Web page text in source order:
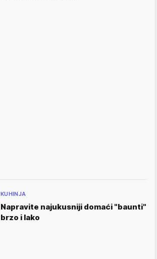
KUHINJA
Napravite najukusniji domaći "baunti"
brzo i lako